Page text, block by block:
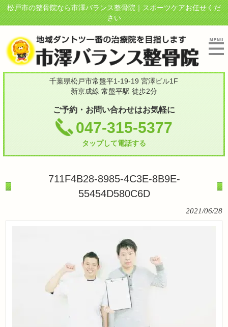
松戸市の整骨院なら市澤バランス整骨院｜スポーツケアお任せくだ
さい
千葉県松戸市常盤平1-19-19 宮澤ビル1F
新京成線 常盤平駅 徒歩2分
ご予約・お問い合わせはお気軽に
047-315-5377
タップして電話する
711F4B28-8985-4C3E-8B9E-
55454D580C6D
2021/06/28